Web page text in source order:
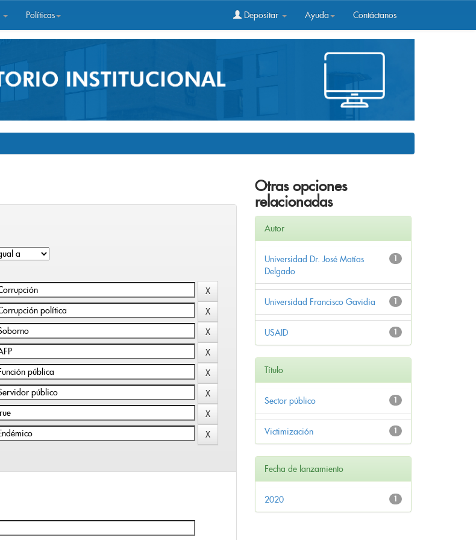
Políticas Depositar Ayuda Contáctanos
Otras opciones
relacionadas
Autor
1
Universidad Dr. José Matías
Delgado
1
Universidad Francisco Gavidia
1
USAID
Título
1
Sector público
1
Victimización
Fecha de lanzamiento
1
2020